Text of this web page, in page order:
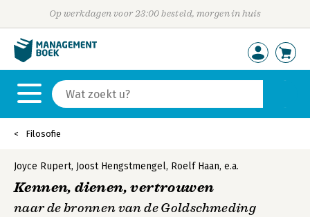
Op werkdagen voor 23:00 besteld, morgen in huis
Filosofie
Joyce Rupert, Joost Hengstmengel, Roelf Haan, e.a.
Kennen, dienen, vertrouwen
naar de bronnen van de Goldschmeding